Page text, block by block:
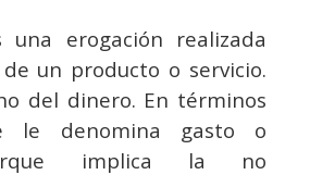
una erogación realizada
un producto o servicio.
del dinero. En términos
le denomina gasto o
implica la no